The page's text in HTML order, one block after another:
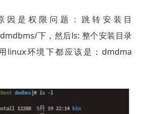
因是权限问题：跳转安装目
下，然后ls: 整个安装目录
linux环境下都应该是：dmdma